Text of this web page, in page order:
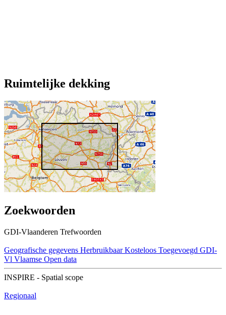
Ruimtelijke dekking
Zoekwoorden
GDI-Vlaanderen Trefwoorden
Geografische gegevens Herbruikbaar Kosteloos Toegevoegd GDI-
Vl Vlaamse Open data
INSPIRE - Spatial scope
Regionaal